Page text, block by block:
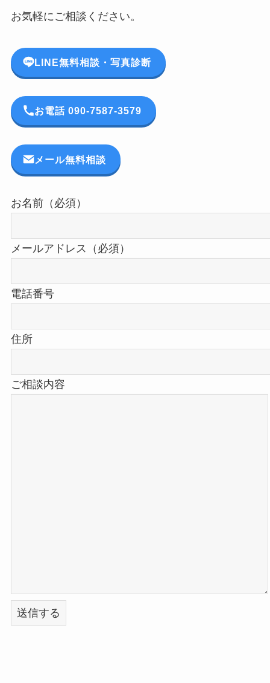
お気軽にご相談ください。
LINE無料相談・写真診断
お電話 090-7587-3579
メール無料相談
お名前（必須）
メールアドレス（必須）
電話番号
住所
ご相談内容